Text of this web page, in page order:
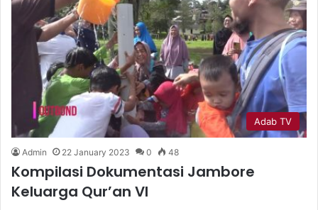
Adab TV
Admin 22 January 2023 0 48
Kompilasi Dokumentasi Jambore
Keluarga Qur’an VI